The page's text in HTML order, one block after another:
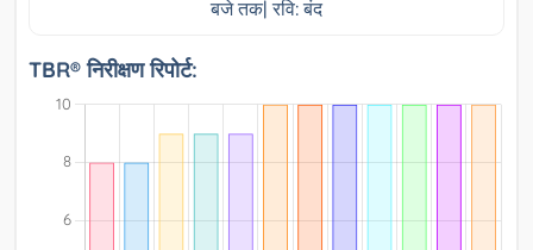
बजे तक| रवि: बंद
TBR® निरीक्षण रिपोर्ट: